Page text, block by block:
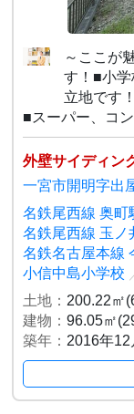
～ここが
す！■小
立地です
■スーパー、コ
外壁サイディン
一宮市開明字出
名鉄尾西線 奥町
名鉄尾西線 玉ノ
名鉄名古屋本線
小信中島小学校
土地： 200.22㎡
建物：96.05㎡
築年： 2016年12